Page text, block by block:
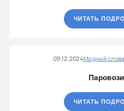
ЧИТАТЬ
09.12.2024Модный
ЧИТАТЬ